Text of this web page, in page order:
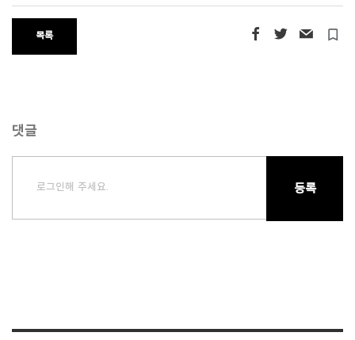
목록 turned_in_not
댓글
로그인해 주세요. 등록